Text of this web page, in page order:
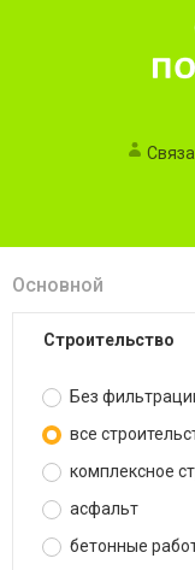
Основной
строительство
Без
все
комплексное
асфальт
бетонные